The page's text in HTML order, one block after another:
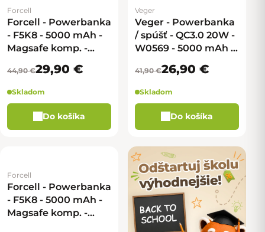
Forcell
Forcell - Powerbanka
- F5K8 - 5000 mAh -
Magsafe komp. -
44,90 €29,90 €
Skladom
Do košíka
Veger
Veger - Powerbanka
/ spúšť - QC3.0 20W -
W0569 - 5000 mAh -
čierna
41,90 €26,90 €
Skladom
Do košíka
Forcell
Forcell - Powerbanka
- F5K8 - 5000 mAh -
Magsafe komp. -